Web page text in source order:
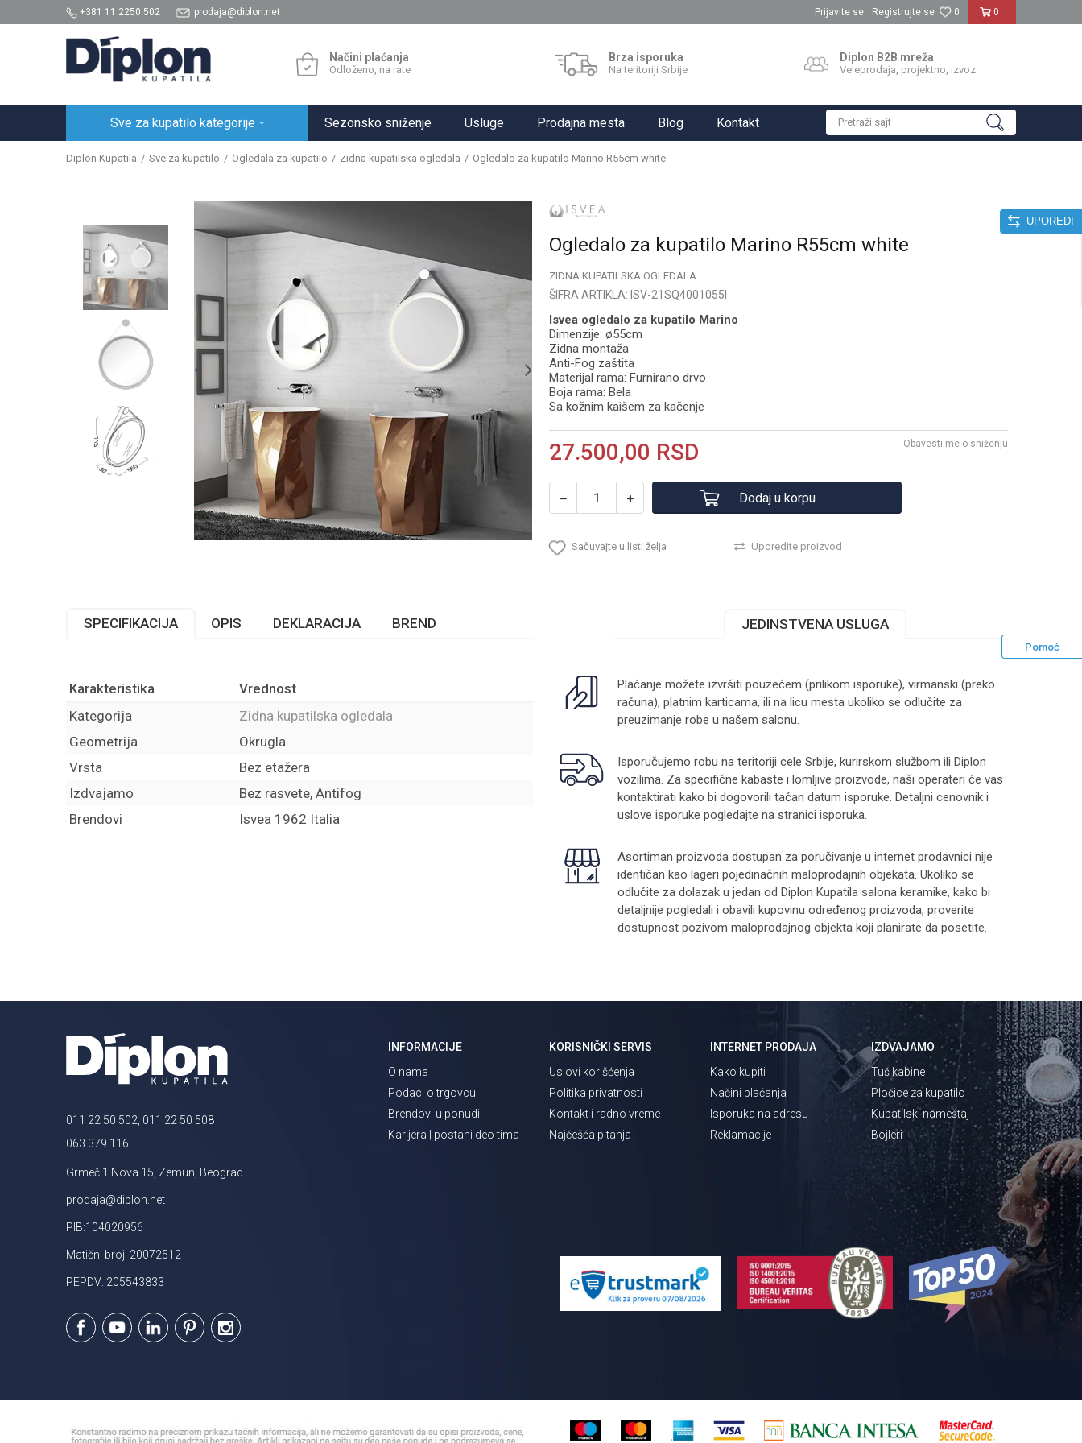
+381 11 2250 502 prodaja@diplon.net 0
0
Prijavite se Registrujte se
Načini plaćanja
Odloženo, na rate
Brza isporuka
Na teritoriji Srbije
Diplon B2B mreža
Veleprodaja, projektno, izvoz
Sve za kupatilo kategorije Sezonsko sniženje Usluge Prodajna mesta Blog Kontakt Pretraži sajt
UPOREDI
Diplon Kupatila Sve za kupatilo Ogledala za kupatilo Zidna kupatilska ogledala Ogledalo za kupatilo Marino R55cm white
Ogledalo za kupatilo Marino R55cm white
ZIDNA KUPATILSKA OGLEDALA
ŠIFRA ARTIKLA: ISV-21SQ4001055I
Isvea ogledalo za kupatilo Marino
Dimenzije: ø55cm
Zidna montaža
Anti-Fog zaštita
Materijal rama: Furnirano drvo
Boja rama: Bela
Sa kožnim kaišem za kačenje
27.500,00 RSD Obavesti me o sniženju
Dodaj u korpu
Sačuvajte u listi želja Uporedite proizvod
Pomoć
SPECIFIKACIJA OPIS DEKLARACIJA BREND
Karakteristika
Vrednost
Kategorija
Zidna kupatilska ogledala
Geometrija
Okrugla
Vrsta
Bez etažera
Izdvajamo
Bez rasvete, Antifog
Brendovi
Isvea 1962 Italia
JEDINSTVENA USLUGA
Plaćanje možete izvršiti pouzećem (prilikom isporuke), virmanski (preko
računa), platnim karticama, ili na licu mesta ukoliko se odlučite za
preuzimanje robe u našem salonu.
Isporučujemo robu na teritoriji cele Srbije, kurirskom službom ili Diplon
vozilima. Za specifične kabaste i lomljive proizvode, naši operateri će vas
kontaktirati kako bi dogovorili tačan datum isporuke. Detaljni cenovnik i
uslove isporuke pogledajte na straniciisporuka.
Asortiman proizvoda dostupan za poručivanje u internet prodavnici nije
identičan kao lageri pojedinačnih maloprodajnih objekata. Ukoliko se
odlučite za dolazak u jedan od Diplon Kupatila salona keramike, kako bi
detaljnije pogledali i obavili kupovinu određenog proizvoda, proverite
dostupnost pozivom maloprodajnog objekta koji planirate da posetite.
011 22 50 502, 011 22 50 508
063 379 116
Grmeč 1 Nova 15, Zemun, Beograd
prodaja@diplon.net
PIB:104020956
Matični broj: 20072512
PEPDV: 205543833
INFORMACIJE
O nama
Podaci o trgovcu
Brendovi u ponudi
Karijera | postani deo tima
KORISNIČKI SERVIS
Uslovi korišćenja
Politika privatnosti
Kontakt i radno vreme
Najčešća pitanja
INTERNET PRODAJA
Kako kupiti
Načini plaćanja
Isporuka na adresu
Reklamacije
IZDVAJAMO
Tuš kabine
Pločice za kupatilo
Kupatilski nameštaj
Bojleri